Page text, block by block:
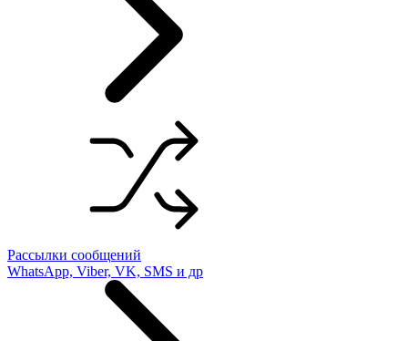
Рассылки сообщений
WhatsApp, Viber, VK, SMS и др